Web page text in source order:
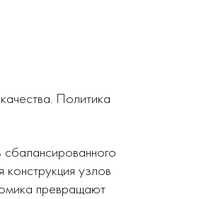
Политика
узлов
превращают